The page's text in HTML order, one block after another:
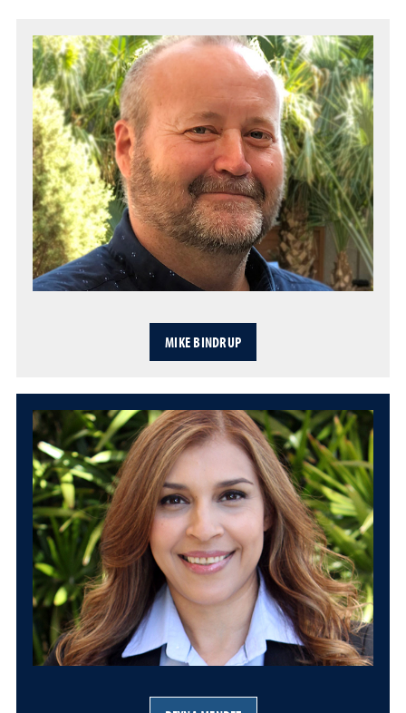
MIKE BINDRUP